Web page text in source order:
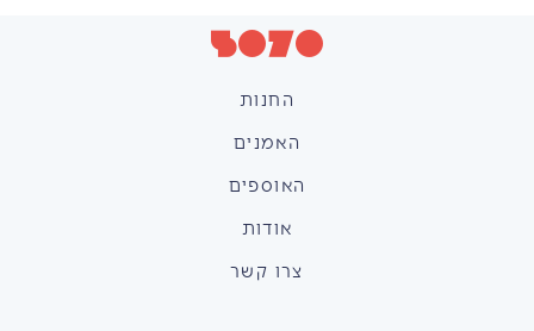
החנות
האמנים
האוספים
אודות
צרו קשר